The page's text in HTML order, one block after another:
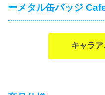
ーメタル缶バッジ
キャラ